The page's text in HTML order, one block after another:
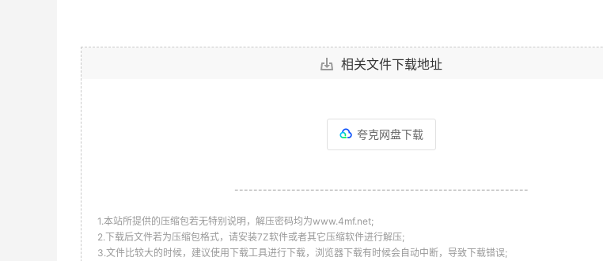
相关文件下载地址
夸克网盘下载
--------------------------------------------------------------
1.本站所提供的压缩包若无特别说明，解压密码均为www.4mf.net;
2.下载后文件若为压缩包格式，请安装7Z软件或者其它压缩软件进行解压;
3.文件比较大的时候，建议使用下载工具进行下载，浏览器下载有时候会自动中断，导致下载错误;